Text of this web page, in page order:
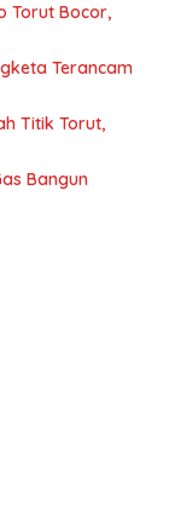
Torut Bocor,
Terancam
Titik Torut,
Bangun